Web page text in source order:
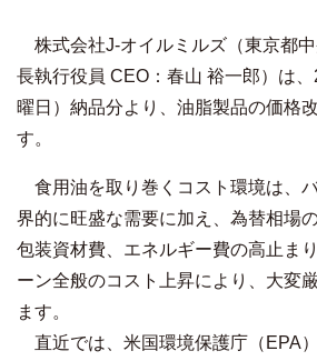
株式会社J-オイルミルズ（東京都
長執行役員 CEO：春山 裕一郎）は
曜日）納品分より、油脂製品の価格
す。
食用油を取り巻くコスト環境は、
界的に旺盛な需要に加え、為替相場
包装資材費、エネルギー費の高止ま
ーン全般のコスト上昇により、大変
ます。
直近では、米国環境保護庁（EPA